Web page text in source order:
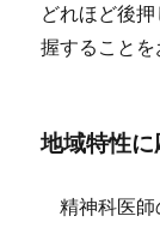
どれほど後
握することを
地域特性
精神科医師